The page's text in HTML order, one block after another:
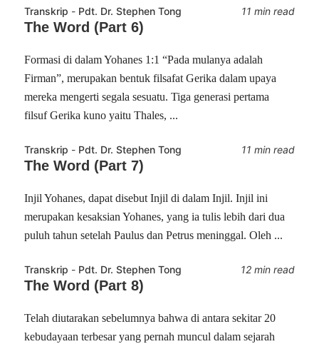
Transkrip - Pdt. Dr. Stephen Tong 11 min read
The Word (Part 6)
Formasi di dalam Yohanes 1:1 “Pada mulanya adalah
Firman”, merupakan bentuk filsafat Gerika dalam upaya
mereka mengerti segala sesuatu. Tiga generasi pertama
filsuf Gerika kuno yaitu Thales, ...
Transkrip - Pdt. Dr. Stephen Tong 11 min read
The Word (Part 7)
Injil Yohanes, dapat disebut Injil di dalam Injil. Injil ini
merupakan kesaksian Yohanes, yang ia tulis lebih dari dua
puluh tahun setelah Paulus dan Petrus meninggal. Oleh ...
Transkrip - Pdt. Dr. Stephen Tong 12 min read
The Word (Part 8)
Telah diutarakan sebelumnya bahwa di antara sekitar 20
kebudayaan terbesar yang pernah muncul dalam sejarah